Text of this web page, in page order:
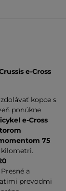
e-Cross
kopce s
ponúkne
e-Cross
75
kilometri.
a
prevodmi